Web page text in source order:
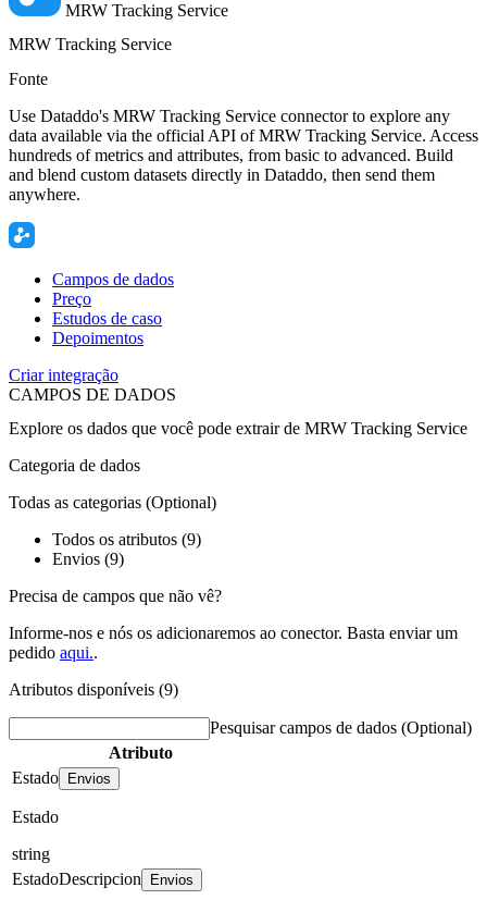
MRW Tracking Service
MRW Tracking Service
Fonte
Use Dataddo's MRW Tracking Service connector to explore any
data available via the official API of MRW Tracking Service. Access
hundreds of metrics and attributes, from basic to advanced. Build
and blend custom datasets directly in Dataddo, then send them
anywhere.
Campos de dados
Preço
Estudos de caso
Depoimentos
Criar integração
CAMPOS DE DADOS
Explore os dados que você pode extrair de MRW Tracking Service
Categoria de dados
Todas as categorias (Optional)
Todos os atributos (9)
Envios (9)
Precisa de campos que não vê?
Informe-nos e nós os adicionaremos ao conector. Basta enviar um
pedido aqui..
Atributos disponíveis (9)
Pesquisar campos de dados (Optional)
Atributo
Estado
Envios
Estado
string
EstadoDescripcion
Envios